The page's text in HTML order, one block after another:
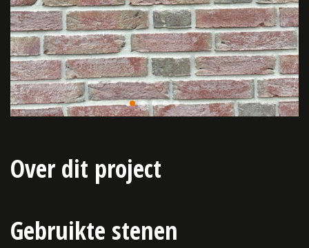
Over dit project
Gebruikte stenen